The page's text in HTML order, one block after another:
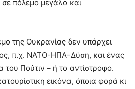
σε πόλεμο μεγάλο και
της Ουκρανίας δεν υπάρχει
π.χ. ΝΑΤΟ-ΗΠΑ-Δύση, και ένας
Πούτιν – ή το αντίστροφο.
εικόνα, όποια φορά κι